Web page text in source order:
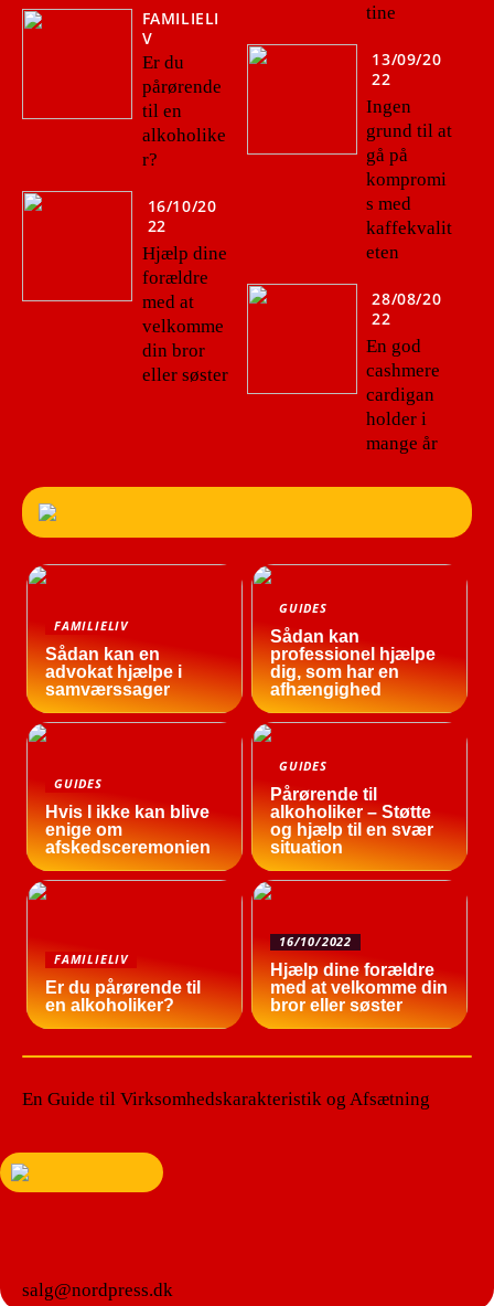
FAMILIELI
V
Er du
pårørende
til en
alkoholike
r?
16/10/20
22
Hjælp dine
forældre
med at
velkomme
din bror
eller søster
tine
13/09/20
22
Ingen
grund til at
gå på
kompromi
s med
kaffekvalit
eten
28/08/20
22
En god
cashmere
cardigan
holder i
mange år
FAMILIELIV
Sådan kan en
advokat hjælpe i
samværssager
GUIDES
Sådan kan
professionel hjælpe
dig, som har en
afhængighed
GUIDES
Hvis I ikke kan blive
enige om
afskedsceremonien
GUIDES
Pårørende til
alkoholiker – Støtte
og hjælp til en svær
situation
FAMILIELIV
Er du pårørende til
en alkoholiker?
16/10/2022
Hjælp dine forældre
med at velkomme din
bror eller søster
En Guide til Virksomhedskarakteristik og Afsætning
salg@nordpress.dk